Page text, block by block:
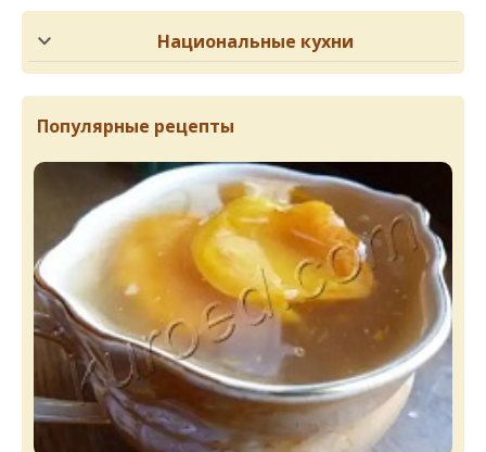
Национальные кухни
Популярные рецепты